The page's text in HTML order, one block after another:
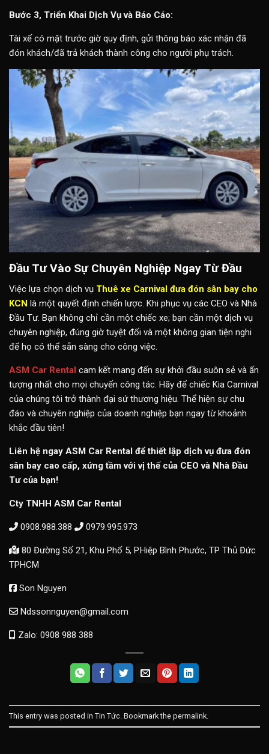
Bước 3, Triển Khai Dịch Vụ và Báo Cáo:
Tài xế có mặt trước giờ quy định, gửi thông báo xác nhận đã
đón khách/đã trả khách thành công cho người phụ trách.
Đầu Tư Vào Sự Chuyên Nghiệp Ngay Từ Đầu
Việc lựa chọn dịch vụ Thuê xe Carnival đưa đón sân bay cho
KCN là một quyết định chiến lược. Khi phục vụ các CEO và Nhà
Đầu Tư. Bạn không chỉ cần một chiếc xe; bạn cần một dịch vụ
chuyên nghiệp, đúng giờ tuyệt đối và một không gian tiện nghi
để họ có thể sẵn sàng cho công việc.
ASM Car Rental cam kết mang đến sự khởi đầu suôn sẻ và ấn
tượng nhất cho mọi chuyến công tác. Hãy để chiếc Kia Carnival
của chúng tôi trở thành đại sứ thương hiệu. Thể hiện sự chu
đáo và chuyên nghiệp của doanh nghiệp bạn ngay từ khoảnh
khắc đầu tiên!
Liên hệ ngay ASM Car Rental để thiết lập dịch vụ đưa đón
sân bay cao cấp, xứng tầm với vị thế của CEO và Nhà Đầu
Tư của bạn!
Cty TNHH ASM Car Rental
0908.988.388 0979.995.973
80 Đường Số 21, Khu Phố 5, P.Hiệp Bình Phước, TP Thủ Đức
TPHCM
Son Nguyen
Ndssonnguyen@gmail.com
Zalo: 0908 988 388
This entry was posted in Tin Tức . Bookmark the permalink